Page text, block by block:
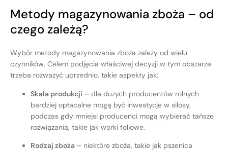
Metody magazynowania zboża – od
czego zależą?
Wybór metody magazynowania zboża zależy od wielu
czynników. Celem podjęcia właściwej decyzji w tym obszarze
trzeba rozważyć uprzednio, takie aspekty jak:
Skala produkcji – dla dużych producentów rolnych
bardziej opłacalne mogą być inwestycje w silosy,
podczas gdy mniejsi producenci mogą wybierać tańsze
rozwiązania, takie jak worki foliowe.
Rodzaj zboża – niektóre zboża, takie jak pszenica